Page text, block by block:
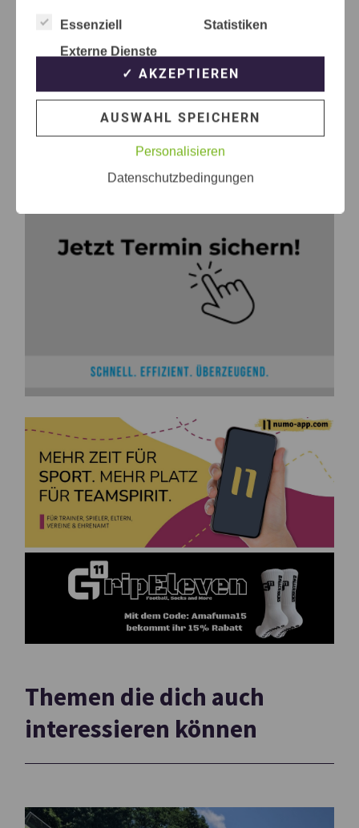
Themen die dich auch
interessieren können
Essenziell
Statistiken
Externe Dienste
✓ AKZEPTIEREN
AUSWAHL SPEICHERN
Personalisieren
Datenschutzbedingungen